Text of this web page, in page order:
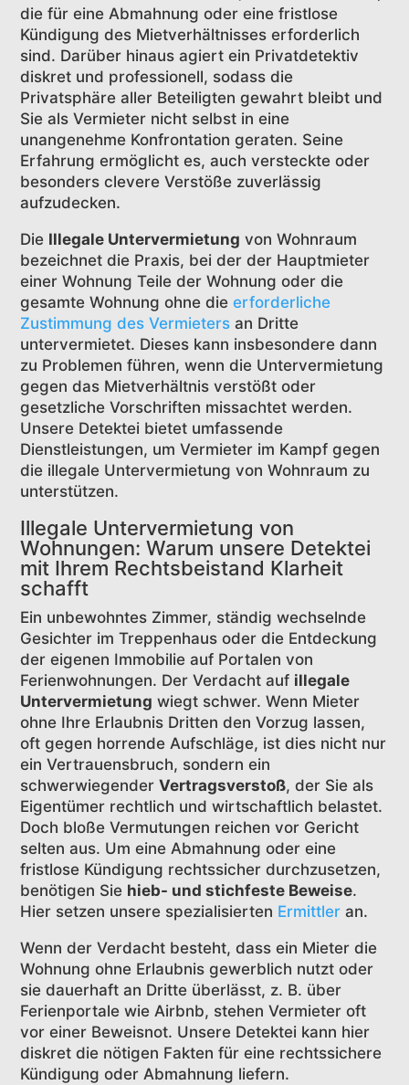
die für eine Abmahnung oder eine fristlose
Kündigung des Mietverhältnisses erforderlich
sind. Darüber hinaus agiert ein Privatdetektiv
diskret und professionell, sodass die
Privatsphäre aller Beteiligten gewahrt bleibt und
Sie als Vermieter nicht selbst in eine
unangenehme Konfrontation geraten. Seine
Erfahrung ermöglicht es, auch versteckte oder
besonders clevere Verstöße zuverlässig
aufzudecken.
Die Illegale Untervermietung von Wohnraum
bezeichnet die Praxis, bei der der Hauptmieter
einer Wohnung Teile der Wohnung oder die
gesamte Wohnung ohne dieerforderliche
Zustimmung des Vermieters an Dritte
untervermietet. Dieses kann insbesondere dann
zu Problemen führen, wenn die Untervermietung
gegen das Mietverhältnis verstößt oder
gesetzliche Vorschriften missachtet werden.
Unsere Detektei bietet umfassende
Dienstleistungen, um Vermieter im Kampf gegen
die illegale Untervermietung von Wohnraum zu
unterstützen.
Illegale Untervermietung von
Wohnungen: Warum unsere Detektei
mit Ihrem Rechtsbeistand Klarheit
schafft
Ein unbewohntes Zimmer, ständig wechselnde
Gesichter im Treppenhaus oder die Entdeckung
der eigenen Immobilie auf Portalen von
Ferienwohnungen. Der Verdacht auf illegale
Untervermietung wiegt schwer. Wenn Mieter
ohne Ihre Erlaubnis Dritten den Vorzug lassen,
oft gegen horrende Aufschläge, ist dies nicht nur
ein Vertrauensbruch, sondern ein
schwerwiegenderVertragsverstoß, der Sie als
Eigentümer rechtlich und wirtschaftlich belastet.
Doch bloße Vermutungen reichen vor Gericht
selten aus. Um eine Abmahnung oder eine
fristlose Kündigung rechtssicher durchzusetzen,
benötigen Sie hieb- und stichfeste Beweise.
Hier setzen unsere spezialisierten Ermittler an.
Wenn der Verdacht besteht, dass ein Mieter die
Wohnung ohne Erlaubnis gewerblich nutzt oder
sie dauerhaft an Dritte überlässt, z. B. über
Ferienportale wie Airbnb, stehen Vermieter oft
vor einer Beweisnot. Unsere Detektei kann hier
diskret die nötigen Fakten für eine rechtssichere
Kündigung oder Abmahnung liefern.